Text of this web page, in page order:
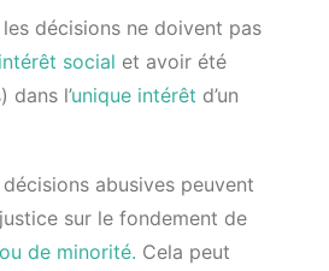
décisions ne doivent pas
social et avoir été
dans l’unique intérêt d’un
abusives peuvent
sur le fondement de
de minorité. Cela peut